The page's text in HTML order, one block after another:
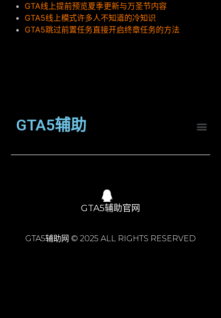
GTA线上提前预览夏季更新与万圣节内容
GTA5线上模式许多人不知道的冷知识
GTA5跳过前置任务直接开启终章任务的方法
GTA5辅助
GTA5辅助官网
GTA5辅助网 © 2025 ALL RIGHTS RESERVED